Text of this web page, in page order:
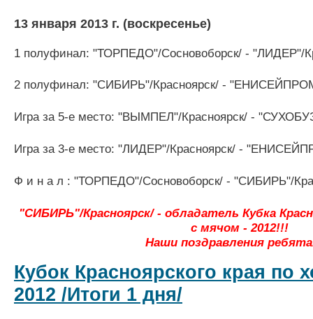
13 января 2013 г. (воскресенье)
1 полуфинал: "ТОРПЕДО"/Сосновоборск/ - "ЛИДЕР"/
2 полуфинал: "СИБИРЬ"/Красноярск/ -
Игра за 5-е место: "ВЫМПЕЛ"/Красноярск/ -
Игра за 3-е место: "ЛИДЕР"/Красноярск/ -
Ф и н а л : "ТОРПЕДО"/Сосновоборск/ - "СИБИРЬ"/
"СИБИРЬ"/Красноярск/ - обладатель Кубка
с мячом - 2012!!!
Наши поздравления
Кубок Красноярского края по
2012 /Итоги 1 дня/